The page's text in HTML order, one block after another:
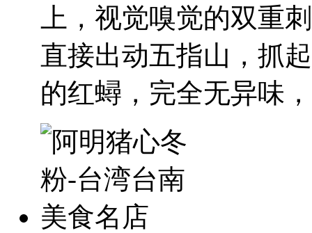
上，视觉嗅觉的双重
直接出动五指山，抓
的红蟳，完全无异味